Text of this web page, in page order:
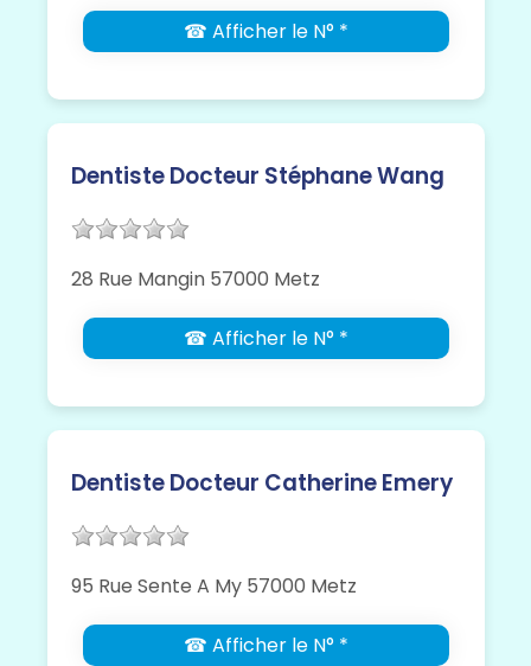
☎ Afficher le N° *
Dentiste Docteur Stéphane Wang
28 Rue Mangin 57000 Metz
☎ Afficher le N° *
Dentiste Docteur Catherine Emery
95 Rue Sente A My 57000 Metz
☎ Afficher le N° *